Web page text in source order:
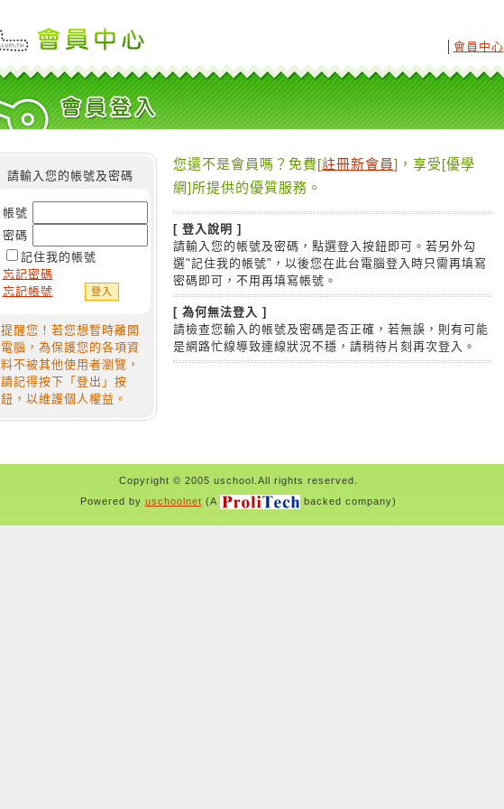
會員中心
請輸入您的帳號及密碼
帳號
密碼
記住我的帳號
忘記密碼
忘記帳號
提醒您！若您想暫時離開
電腦，為保護您的各項資
料不被其他使用者瀏覽，
請記得按下「登出」按
鈕，以維護個人權益。
您還不是會員嗎？免費[註冊新會員]，享受[優學
網]所提供的優質服務。
[ 登入說明 ]
請輸入您的帳號及密碼，點選登入按鈕即可。若另外勾
選"記住我的帳號"，以後您在此台電腦登入時只需再填寫
密碼即可，不用再填寫帳號。
[ 為何無法登入 ]
請檢查您輸入的帳號及密碼是否正確，若無誤，則有可能
是網路忙線導致連線狀況不穩，請稍待片刻再次登入。
Copyright © 2005 uschool.All rights reserved.
Powered by uschoolnet (A backed company)